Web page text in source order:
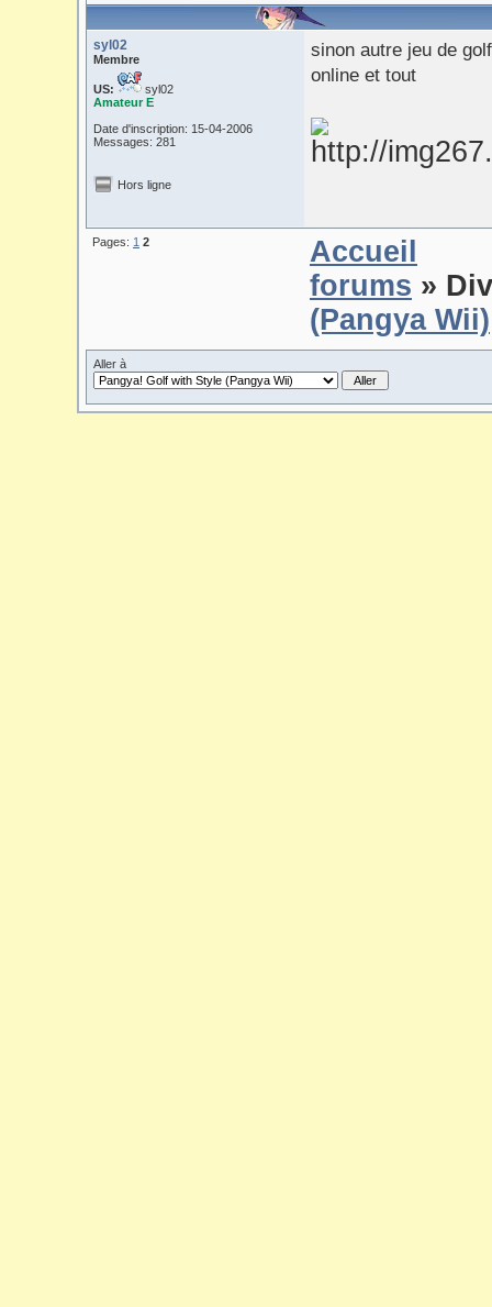
syl02
Membre
US:
syl02
Amateur E
Date d'inscription: 15-04-2006
Messages: 281
sinon autre jeu de
online et tout
Hors ligne
Pages: 1 2
Accueil
forums »
(Pangya Wii)
Aller à